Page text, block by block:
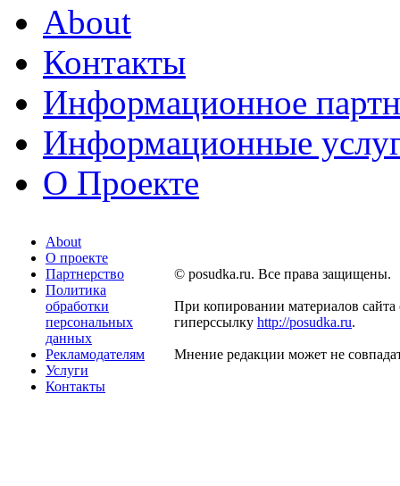
About
Контакты
Информационное
Информационные
О Проекте
About
О проекте
Партнерство
Политика
обработки
персональных
данных
Рекламодателям
Услуги
Контакты
© posudka.ru. Все права защищены.
При копировании материалов сайта
гиперссылку http://posudka.ru.
Мнение редакции может не